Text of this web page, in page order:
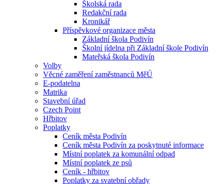
Školská rada
Redakční rada
Kronikář
Příspěvkové organizace města
Základní škola Podivín
Školní jídelna při Základní škole Podivín
Mateřská škola Podivín
Volby
Věcné zaměření zaměstnanců MěÚ
E-podatelna
Matrika
Stavební úřad
Czech Point
Hřbitov
Poplatky
Ceník města Podivín
Ceník města Podivín za poskytnuté informace
Místní poplatek za komunální odpad
Místní poplatek ze psů
Ceník - hřbitov
Poplatky za svatební obřady